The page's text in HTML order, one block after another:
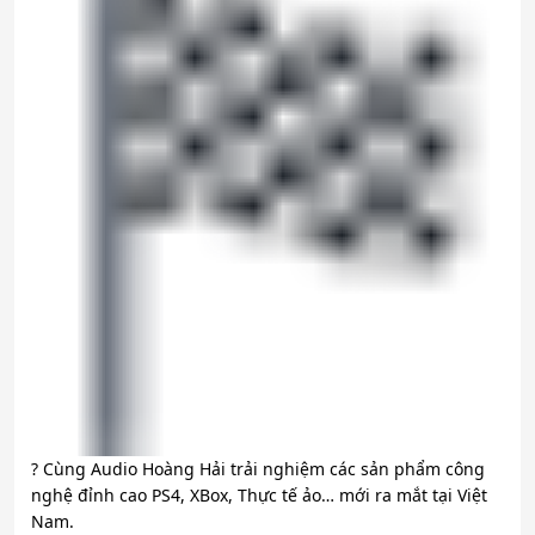
? Cùng Audio Hoàng Hải trải nghiệm các sản phẩm công
nghệ đỉnh cao PS4, XBox, Thực tế ảo… mới ra mắt tại Việt
Nam.